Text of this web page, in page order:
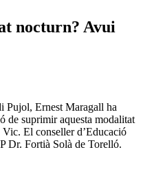
nocturn? Avui
Pujol, Ernest Maragall ha
de suprimir aquesta modalitat
El conseller d’Educació
Dr. Fortià Solà de Torelló.